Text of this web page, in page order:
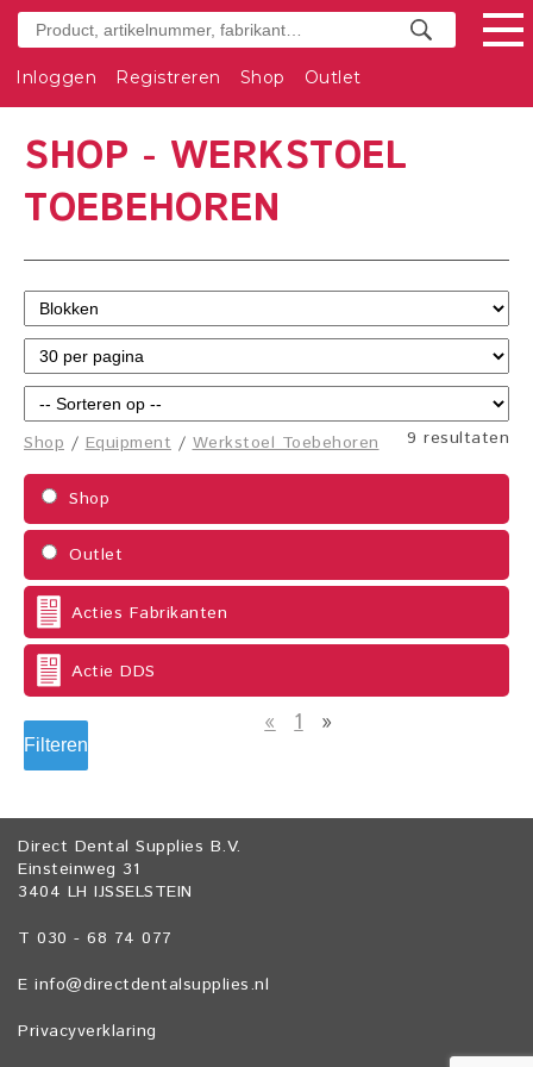
Inloggen Registreren Shop Outlet
SHOP - WERKSTOEL
TOEBEHOREN
9 resultaten
Shop /Equipment /Werkstoel Toebehoren
Shop
Outlet
Acties Fabrikanten
Actie DDS
Filteren
« 1 »
Direct Dental Supplies B.V.
Einsteinweg 31
3404 LH IJSSELSTEIN
T 030 - 68 74 077
E info@directdentalsupplies.nl
Privacyverklaring